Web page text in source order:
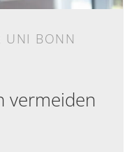
UNI BONN
vermeiden